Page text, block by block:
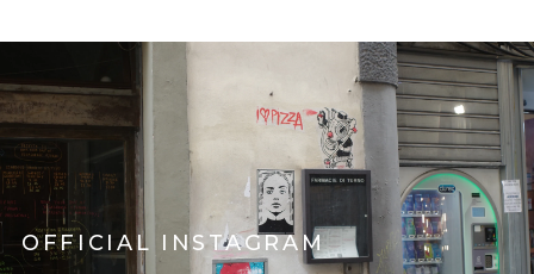
OFFICIAL INSTAGRAM